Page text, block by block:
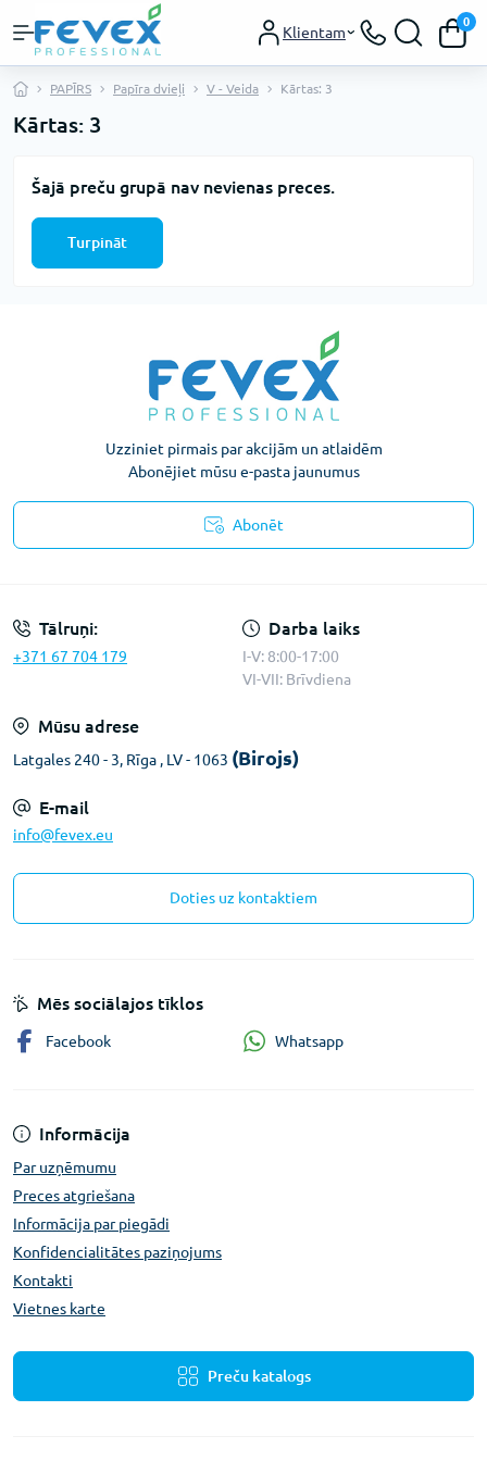
Klientam
0
PAPĪRS Papīra dvieļi V - Veida Kārtas: 3
Kārtas: 3
Šajā preču grupā nav nevienas preces.
Turpināt
Uzziniet pirmais par akcijām un atlaidēm
Abonējiet mūsu e-pasta jaunumus
Abonēt
Tālruņi:
+371 67 704 179
Darba laiks
I-V: 8:00-17:00
VI-VII: Brīvdiena
Mūsu adrese
Latgales 240 - 3, Rīga , LV - 1063 (Birojs)
E-mail
info@fevex.eu
Doties uz kontaktiem
Informācija
Par uzņēmumu
Preces atgriešana
Informācija par piegādi
Konfidencialitātes paziņojums
Kontakti
Vietnes karte
Preču katalogs
Mēs sociālajos tīklos
Facebook Whatsapp